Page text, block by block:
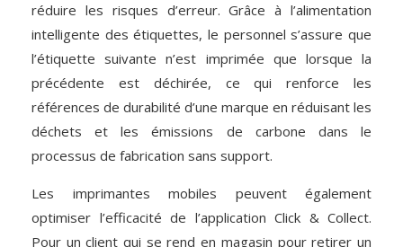
réduire les risques d’erreur. Grâce à l’alimentation
intelligente des étiquettes, le personnel s’assure que
l’étiquette suivante n’est imprimée que lorsque la
précédente est déchirée, ce qui renforce les
références de durabilité d’une marque en réduisant les
déchets et les émissions de carbone dans le
processus de fabrication sans support.
Les imprimantes mobiles peuvent également
optimiser l’efficacité de l’application Click & Collect.
Pour un client qui se rend en magasin pour retirer un